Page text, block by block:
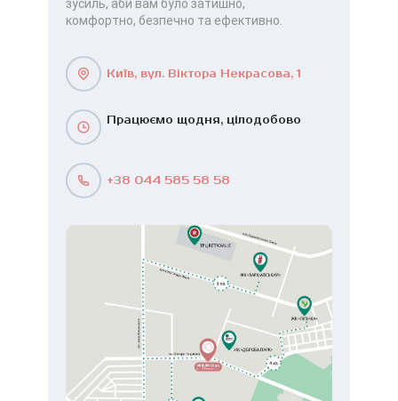
зусиль, аби вам було затишно,
комфортно, безпечно та ефективно.
Київ, вул. Віктора Некрасова, 1
Працюємо щодня, цілодобово
+38 044 585 58 58